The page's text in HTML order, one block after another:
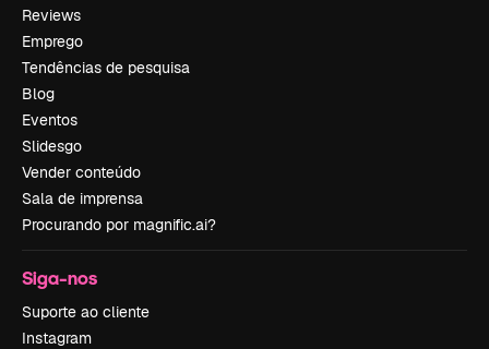
Reviews
Emprego
Tendências de pesquisa
Blog
Eventos
Slidesgo
Vender conteúdo
Sala de imprensa
Procurando por magnific.ai?
Siga-nos
Suporte ao cliente
Instagram